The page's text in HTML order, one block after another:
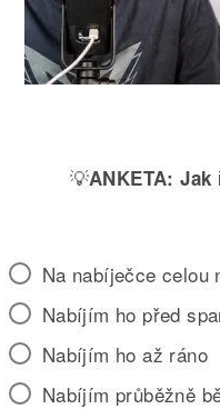
💡ANKETA: Jak
Na nabíječce celou
Nabíjím ho před
Nabíjím ho až ráno
Nabíjím průběžně